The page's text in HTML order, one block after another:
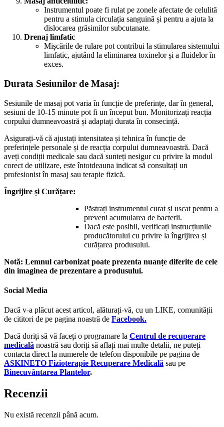
Instrumentul poate fi rulat pe zonele afectate de celulită
pentru a stimula circulația sanguină și pentru a ajuta la
dislocarea grăsimilor subcutanate.
Drenaj limfatic
Mișcările de rulare pot contribui la stimularea sistemului
limfatic, ajutând la eliminarea toxinelor și a fluidelor în
exces.
Durata Sesiunilor de Masaj:
Sesiunile de masaj pot varia în funcție de preferințe, dar în general,
sesiuni de 10-15 minute pot fi un început bun. Monitorizați reacția
corpului dumneavoastră și adaptați durata în consecință.
Asigurați-vă că ajustați intensitatea și tehnica în funcție de
preferințele personale și de reacția corpului dumneavoastră. Dacă
aveți condiții medicale sau dacă sunteți nesigur cu privire la modul
corect de utilizare, este întotdeauna indicat să consultați un
profesionist în masaj sau terapie fizică.
Îngrijire și Curățare:
Păstrați instrumentul curat și uscat pentru a
preveni acumularea de bacterii.
Dacă este posibil, verificați instrucțiunile
producătorului cu privire la îngrijirea și
curățarea produsului.
Notă: Lemnul carbonizat poate prezenta nuanțe diferite de cele
din imaginea de prezentare a produsului.
Social Media
Dacă v-a plăcut acest articol, alăturați-vă, cu un LIKE, comunității
de cititori de pe pagina noastră de Facebook.
Dacă doriți să vă faceți o programare la Centrul de recuperare
medicală noastră sau doriți să aflați mai multe detalii, ne puteți
contacta direct la numerele de telefon disponibile pe pagina de
ASKINETO Fizioterapie Recuperare Medicală sau pe
Binecuvântarea Plantelor.
Recenzii
Nu există recenzii până acum.